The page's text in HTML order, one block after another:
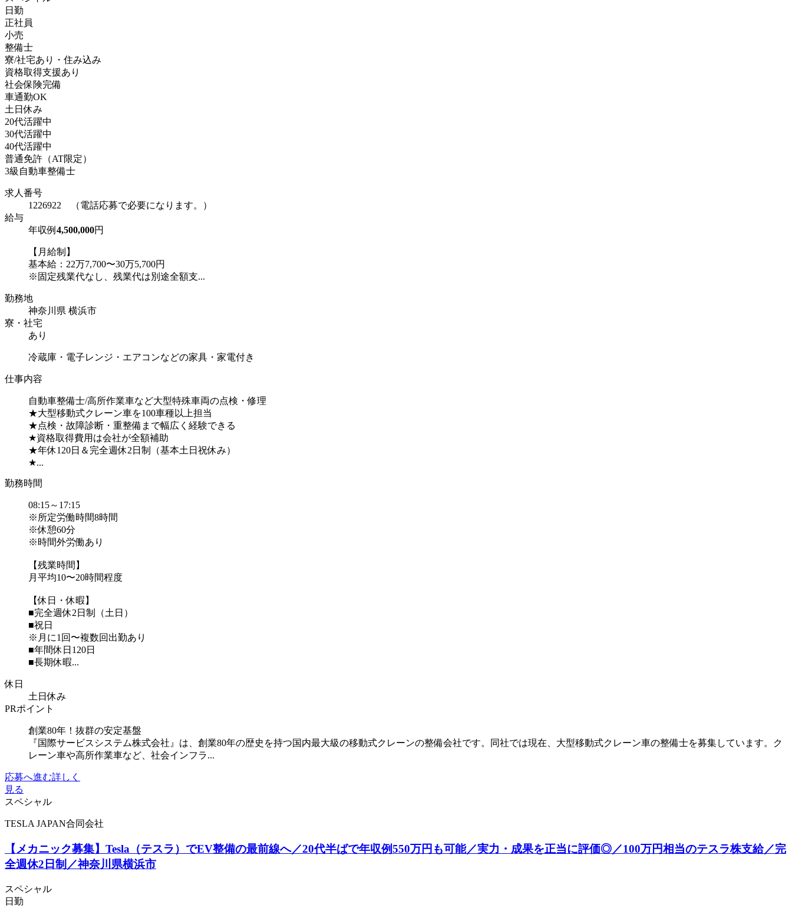
日勤
正社員
小売
整備士
寮/社宅あり・住み込み
資格取得支援あり
社会保険完備
車通勤OK
土日休み
20代活躍中
30代活躍中
40代活躍中
普通免許（AT限定）
3級自動車整備士
求人番号
1226922 （電話応募で必要になります。）
給与
年収例 4,500,000円
【月給制】
基本給：22万7,700〜30万5,700円
※固定残業代なし、残業代は別途全額支...
勤務地
神奈川県 横浜市
寮・社宅
あり
冷蔵庫・電子レンジ・エアコンなどの家具・家電付き
仕事内容
自動車整備士/高所作業車など大型特殊車両の点検・修理
★大型移動式クレーン車を100車種以上担当
★点検・故障診断・重整備まで幅広く経験できる
★資格取得費用は会社が全額補助
★年休120日＆完全週休2日制（基本土日祝休み）
★...
勤務時間
08:15～17:15
※所定労働時間8時間
※休憩60分
※時間外労働あり
【残業時間】
月平均10〜20時間程度
【休日・休暇】
■完全週休2日制（土日）
■祝日
※月に1回〜複数回出勤あり
■年間休日120日
■長期休暇...
休日
土日休み
PRポイント
創業80年！抜群の安定基盤
『国際サービスシステム株式会社』は、創業80年の歴史を持つ国内最大級の移動式クレーンの整備会社です。同社では現在、大型移動式クレーン車の整備士を募集しています。ク
レーン車や高所作業車など、社会インフラ...
応募へ進む詳しく
見る
スペシャル
TESLA JAPAN合同会社
【メカニック募集】Tesla（テスラ）でEV整備の最前線へ／20代半ばで年収例550万円も可能／実力・成果を正当に評価◎／100万円相当のテスラ株支給／完
全週休2日制／神奈川県横浜市
スペシャル
日勤